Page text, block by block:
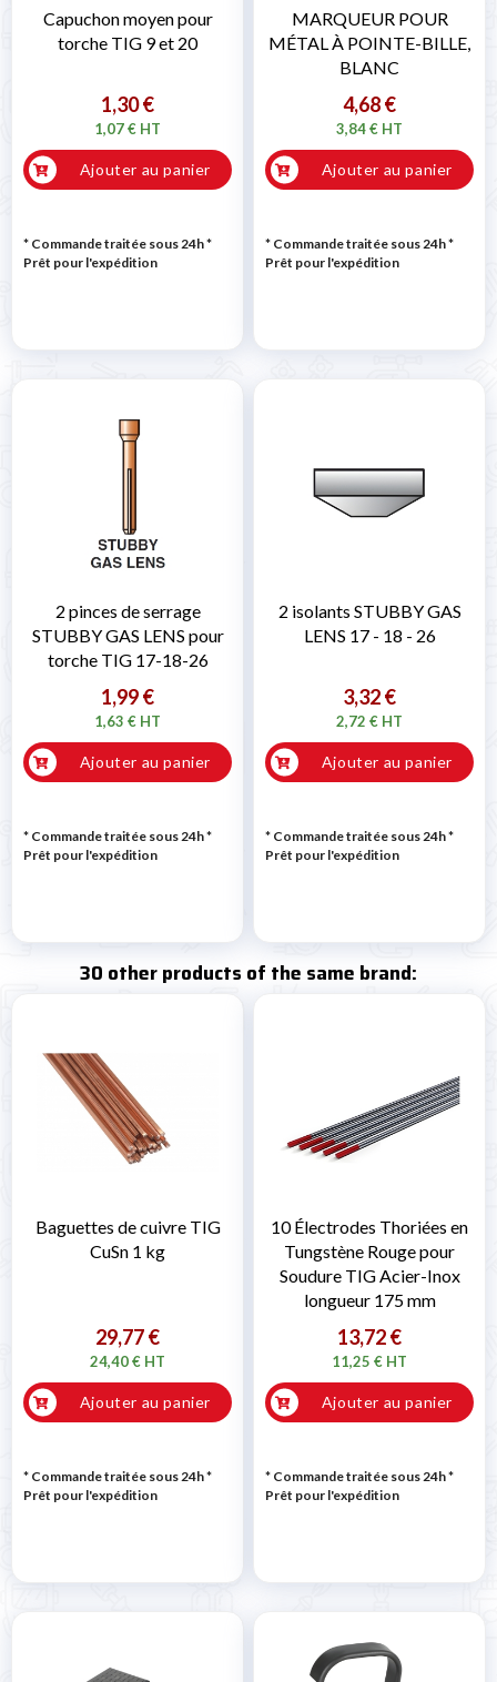
Capuchon moyen pour
torche TIG 9 et 20
1,30 €
1,07 € HT
Ajouter au panier
* Commande traitée sous 24h*
Prêt pour l'expédition
MARQUEUR POUR
MÉTAL À POINTE-BILLE,
BLANC
4,68 €
3,84 € HT
Ajouter au panier
* Commande traitée sous 24h*
Prêt pour l'expédition
2 pinces de serrage
STUBBY GAS LENS pour
torche TIG 17-18-26
1,99 €
1,63 € HT
Ajouter au panier
* Commande traitée sous 24h*
Prêt pour l'expédition
2 isolants STUBBY GAS
LENS 17 - 18 - 26
3,32 €
2,72 € HT
Ajouter au panier
* Commande traitée sous 24h*
Prêt pour l'expédition
30 other products of the same brand:
Baguettes de cuivre TIG
CuSn 1 kg
29,77 €
24,40 € HT
Ajouter au panier
* Commande traitée sous 24h*
Prêt pour l'expédition
10 Électrodes Thoriées en
Tungstène Rouge pour
Soudure TIG Acier-Inox
longueur 175 mm
13,72 €
11,25 € HT
Ajouter au panier
* Commande traitée sous 24h*
Prêt pour l'expédition